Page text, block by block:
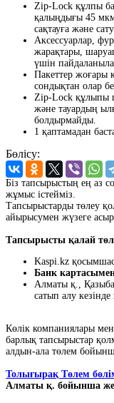
Zip-Lock құлпы
қалыңдығы 45
сақтауға және
Аксессуарлар,
жарақтары,
үшін
Пакеттер
сондықтан олар
Zip-Lock құлыпы
және тауардың
болдырмайды.
1 қаптамадан
Бөлісу:
Біз тапсырыстың ең аз
жұмыс істейміз.
Тапсырыстарды төлеу
айырысумен жүзеге
Тапсырысты қалай
Kaspi.kz
Банк
Алматы қ.,
сатып алу кезінде
Көлік компаниялары мен
барлық тапсырыстар
алдын-ала төлем
Толығырақ Төлем
Алматы қ. бойынша